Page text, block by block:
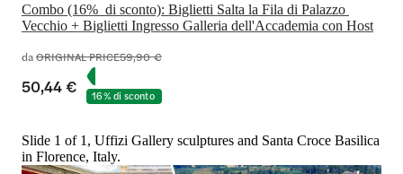
Combo (16%  di sconto): Biglietti Salta la Fila di Palazzo
Vecchio + Biglietti Ingresso Galleria dell'Accademia con Host
daORIGINAL PRICE59,90 €
50,44 € 16% di sconto
Slide 1 of 1, Uffizi Gallery sculptures and Santa Croce Basilica
in Florence, Italy.